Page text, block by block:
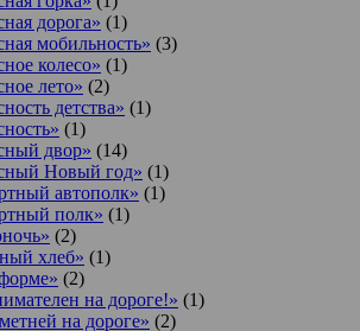
дорога» (1)
мобильность» (3)
колесо» (1)
лето» (2)
детства» (1)
(1)
двор» (14)
Новый год» (1)
автополк» (1)
полк» (1)
(2)
хлеб» (1)
(2)
на дороге!» (1)
на дороге» (2)